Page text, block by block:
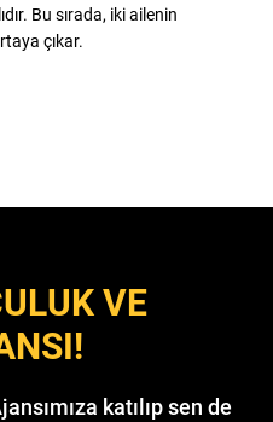
Bu sırada, iki ailenin
çıkar.
VE
katılıp sen de